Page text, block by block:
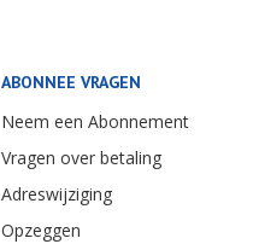
ABONNEE VRAGEN
Neem een Abonnement
Vragen over betaling
Adreswijziging
Opzeggen